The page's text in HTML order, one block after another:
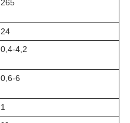
265
24
0,4-4,2
0,6-6
1